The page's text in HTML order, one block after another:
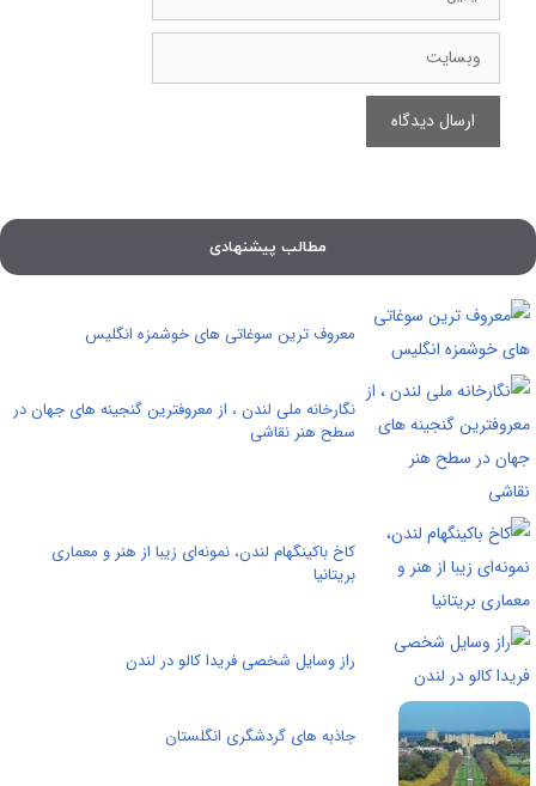
وبسایت
مطالب پیشنهادی
معروف ترین سوغاتی های خوشمزه انگلیس
نگارخانه ملی لندن ، از معروفترین گنجینه های جهان در
سطح هنر نقاشی
کاخ باکینگهام لندن، نمونه‌ای زیبا از هنر و معماری
بریتانیا
راز وسایل شخصی فریدا کالو در لندن
جاذبه های گردشگری انگلستان